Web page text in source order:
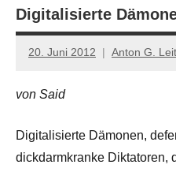
Lyrik,
Essay
Kritik
Digitalisierte
20. Juni 2012 Anton G.
von Said
Digitalisierte Dämonen,
dickdarmkranke Diktatoren,